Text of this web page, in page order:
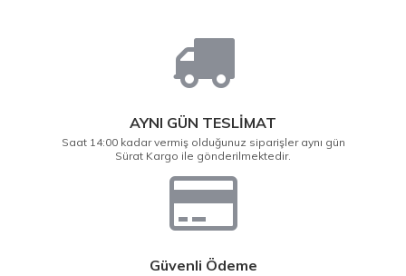
AYNI GÜN TESLİMAT
Saat 14:00 kadar vermiş olduğunuz siparişler aynı gün
Sürat Kargo ile gönderilmektedir.
Güvenli Ödeme